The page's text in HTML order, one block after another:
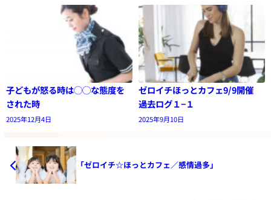
子どもが怒る時は◯◯な態度を
された時
2025年12月4日
ゼロイチほっとカフェ9/9開催
過去ログ１−１
2025年9月10日
「ゼロイチ☆ほっとカフェ／感情過多」